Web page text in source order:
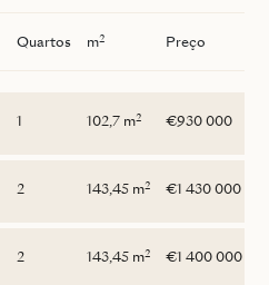
Quartos m2 Preço
1 102,7 m2 €930 000
2 143,45 m2 €1 430 000
2 143,45 m2 €1 400 000